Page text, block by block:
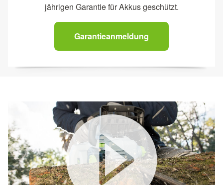
jährigen Garantie für Akkus geschützt.
Garantieanmeldung